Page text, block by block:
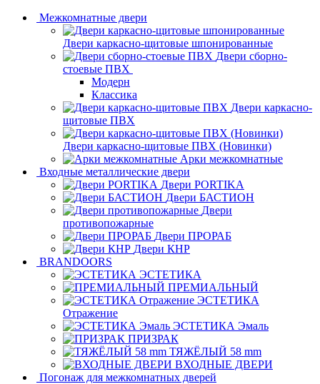
Межкомнатные двери
Двери каркасно-щитовые шпонированные
Двери сборно-
стоевые ПВХ
Модерн
Классика
Двери каркасно-
щитовые ПВХ
Двери каркасно-щитовые ПВХ (Новинки)
Арки межкомнатные
Входные металлические двери
Двери PORTIKA
Двери БАСТИОН
Двери
противопожарные
Двери ПРОРАБ
Двери КНР
BRANDOORS
ЭСТЕТИКА
ПРЕМИАЛЬНЫЙ
ЭСТЕТИКА
Отражение
ЭСТЕТИКА Эмаль
ПРИЗРАК
ТЯЖЁЛЫЙ 58 mm
ВХОДНЫЕ ДВЕРИ
Погонаж для межкомнатных дверей